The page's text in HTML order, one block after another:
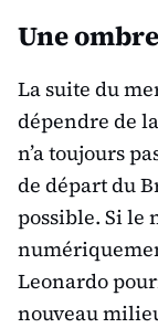
Une
La suite du
dépendre de
n’a toujours
de départ du
possible. Si le
Leonardo
nouveau